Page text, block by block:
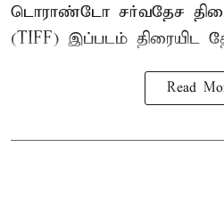
டொராண்டோ சர்வதேச
(TIFF) இப்படம் திரையிட
Read